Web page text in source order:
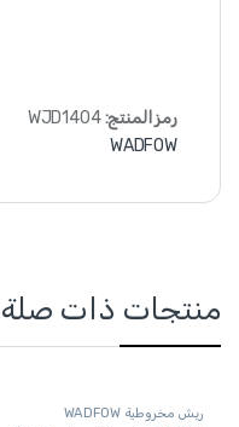
رمز المنتج:WJD1404
WADFOW
منتجات ذات صلة
ريش مخروطية WADFOW